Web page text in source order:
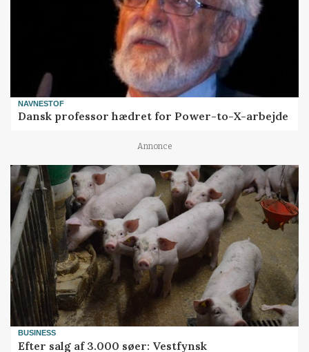
NAVNESTOF
Dansk professor hædret for Power-to-X-arbejde
Annonce
BUSINESS
Efter salg af 3.000 søer: Vestfynsk